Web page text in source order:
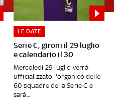
Serie C, gironi il 29 luglio
e calendario il 30
LE DATE
Mercoledì 29 luglio verrà
ufficializzato l'organico delle
60 squadre della Serie C e
sarà...